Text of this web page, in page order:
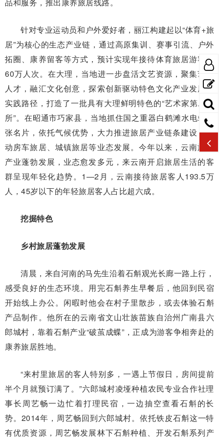
品和服务，推出康养旅居线路。
针对专业运动员和户外爱好者，丽江构建起以“体育+旅
居”为核心的生态产业链，通过高原集训、赛事引流、户外
拓圈、康养留客等方式，预计实现年接待体育旅居游客超
60万人次。在大理，当地进一步盘活文艺资源，聚集艺术
人才，融汇文化创意，探索创新驱动特色文化产业发展的
实践路径，打造了一批具有大理鲜明特色的“艺术家第二居
所”。在昭通市巧家县，当地抓住国之重器白鹤滩水电站这
张名片，依托气候优势，大力推进旅居产业链条建设，带
动房车旅居、城镇旅居等业态发展。今年以来，云南旅居
产业蓬勃发展，业态愈发多元，来云南开启旅居生活的客
群呈现年轻化趋势。1—2月，云南接待旅居客人193.5万
人，45岁以下的年轻旅居客人占比超六成。
挖掘特色
乡村旅居蓬勃发展
清晨，来自河南的马先生沿着石斛观光长廊一路上行，
感受良好的生态环境。用完石斛养生早餐后，他回到民宿
开始线上办公。闲暇时他会在村子里散步，或去体验石斛
产品制作。他所在的云南省文山壮族苗族自治州广南县六
郎城村，靠着石斛产业“破茧成蝶”，正成为游客争相奔赴的
康养旅居胜地。
“来村里旅居的客人特别多，一遇上节假日，房间提前
半个月就预订满了。”六郎城村凌垭种植农民专业合作社理
事长周艺畅一边忙着打理民宿，一边抽空查看石斛的长
势。2014年，周艺畅回到六郎城村。依托铁皮石斛这一特
有优质资源，周艺畅发展林下石斛种植、开发石斛系列产